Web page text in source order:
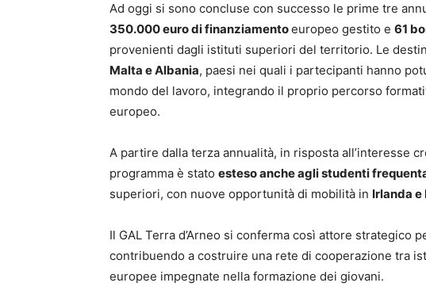
Ad oggi si sono concluse con successo le prime tre
350.000 euro di finanziamentoeuropeo gestito e 61
provenienti dagli istituti superiori del territorio. Le
Malta e Albania, paesi nei quali i partecipanti hanno
mondo del lavoro, integrando il proprio percorso
europeo.
A partire dalla terza annualità, in risposta all’interesse
programma è stato esteso anche agli studenti
superiori, con nuove opportunità di mobilità in Irlanda e
Il GAL Terra d’Arneo si conferma così attore strategico
contribuendo a costruire una rete di cooperazione tra
europee impegnate nella formazione dei giovani.